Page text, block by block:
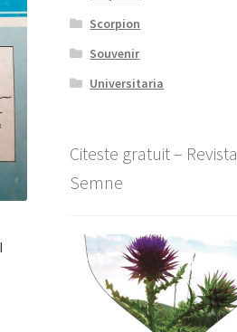
Scorpion
Souvenir
Universitaria
Citeste gratuit – Revista
Semne